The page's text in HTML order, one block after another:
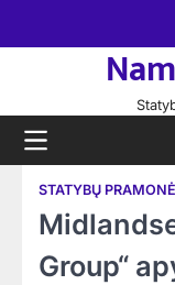
STATYBŲ PRAMONĖ
Group“